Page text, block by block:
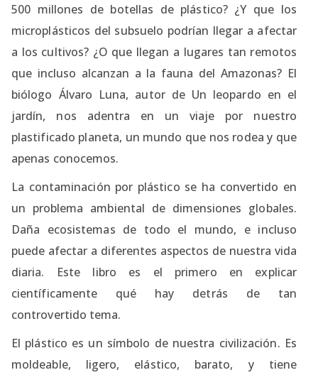
500 millones de botellas de plástico? ¿Y que los
microplásticos del subsuelo podrían llegar a afectar
a los cultivos? ¿O que llegan a lugares tan remotos
que incluso alcanzan a la fauna del Amazonas? El
biólogo Álvaro Luna, autor de Un leopardo en el
jardín, nos adentra en un viaje por nuestro
plastificado planeta, un mundo que nos rodea y que
apenas conocemos.
La contaminación por plástico se ha convertido en
un problema ambiental de dimensiones globales.
Daña ecosistemas de todo el mundo, e incluso
puede afectar a diferentes aspectos de nuestra vida
diaria. Este libro es el primero en explicar
científicamente qué hay detrás de tan
controvertido tema.
El plástico es un símbolo de nuestra civilización. Es
moldeable, ligero, elástico, barato, y tiene